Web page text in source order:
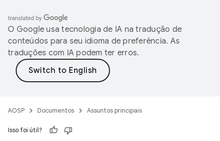
O Google usa tecnologia de IA na tradução de
conteúdos para seu idioma de preferência. As
traduções com IA podem ter erros.
AOSP Documentos Assuntos principais
Isso foi útil?